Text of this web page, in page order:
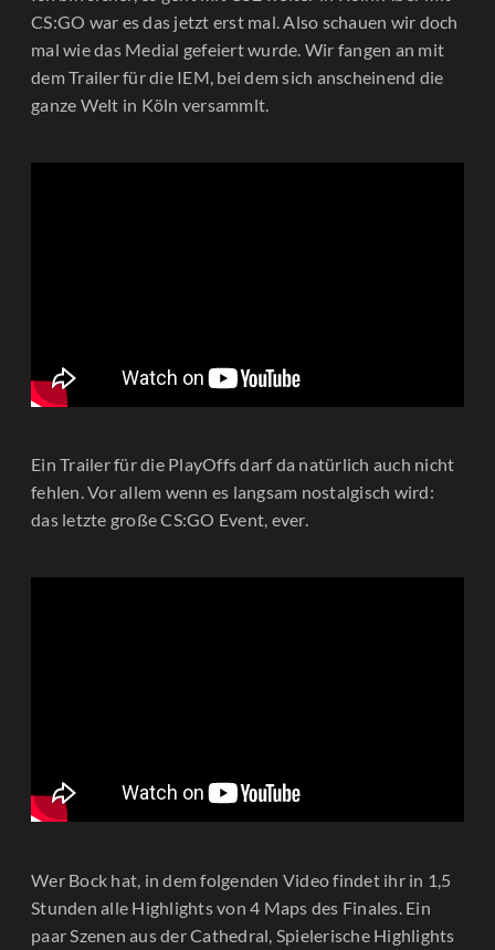
CS:GO war es das jetzt erst mal. Also schauen wir doch
mal wie das Medial gefeiert wurde. Wir fangen an mit
dem Trailer für die IEM, bei dem sich anscheinend die
ganze Welt in Köln versammlt.
Ein Trailer für die PlayOffs darf da natürlich auch nicht
fehlen. Vor allem wenn es langsam nostalgisch wird:
das letzte große CS:GO Event, ever.
Wer Bock hat, in dem folgenden Video findet ihr in 1,5
Stunden alle Highlights von 4 Maps des Finales. Ein
paar Szenen aus der Cathedral, Spielerische Highlights